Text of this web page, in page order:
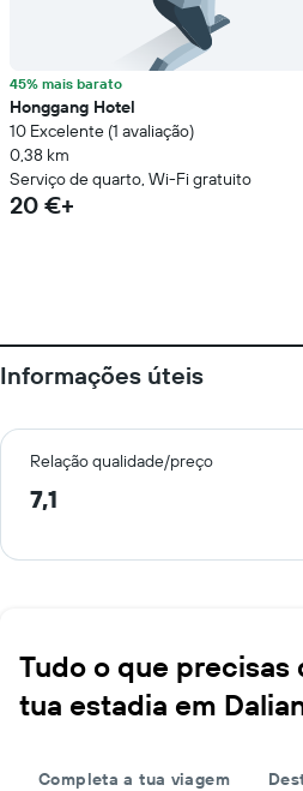
45% mais barato
Honggang Hotel
10 Excelente (1 avaliação)
0,38 km
Serviço de quarto, Wi-Fi gratuito
20 €+
Informações úteis
Relação qualidade/preço
7,1
Tudo o que precisas
tua estadia em
Completa a tua viagem